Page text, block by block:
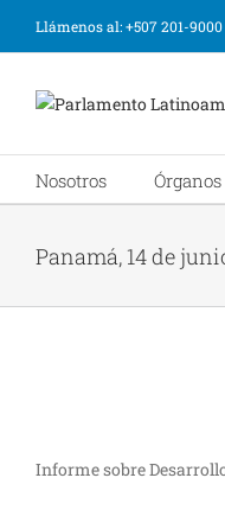
Llámenos al: +507 201-9000
Nosotros Órganos
Panamá, 14 de
Informe sobre